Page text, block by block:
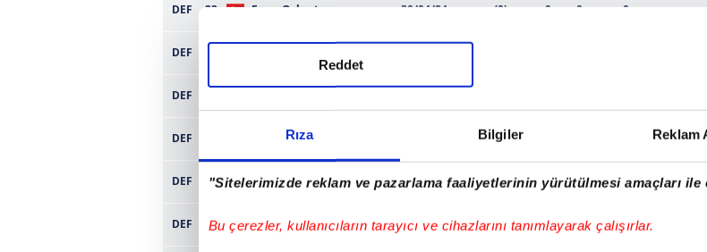
Rıza Bilgiler Reklam
"Sitelerimizde reklam ve pazarlama faaliyetlerinin yürütülmesi amaçları ile
Bu çerezler, kullanıcıların tarayıcı ve cihazlarını tanımlayarak çalışırlar.
Reddet
DEF 23 Emre Ozkurt 30/04/84 (0) 0 0 0 - -
DEF
DEF
DEF Ridvan Turker (0) - -
DEF 55 Gökhan Payal 02/03/92 (0) 0 0 0 - -
DEF 77
Kerem Hakan
Vapurluoğlu
16/05/94 (0) 0 0 0